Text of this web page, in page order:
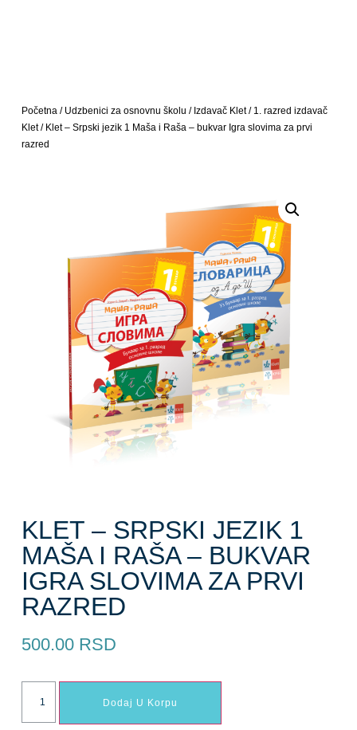
Početna/ Udzbenici za osnovnu školu / Izdavač Klet/ 1. razred izdavač
Klet/ Klet – Srpski jezik 1 Maša i Raša – bukvar Igra slovima za prvi
razred
KLET – SRPSKI JEZIK 1
MAŠA I RAŠA – BUKVAR
IGRA SLOVIMA ZA PRVI
RAZRED
500.00 RSD
Dodaj U Korpu